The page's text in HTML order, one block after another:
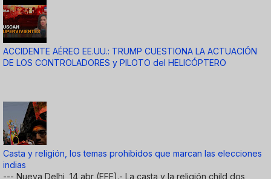
ACCIDENTE AÉREO EE.UU.: TRUMP CUESTIONA LA ACTUACIÓN
DE LOS CONTROLADORES y PILOTO del HELICÓPTERO
Casta y religión, los temas prohibidos que marcan las elecciones
indias
--- Nueva Delhi, 14 abr (EFE).- La casta y la religión child dos